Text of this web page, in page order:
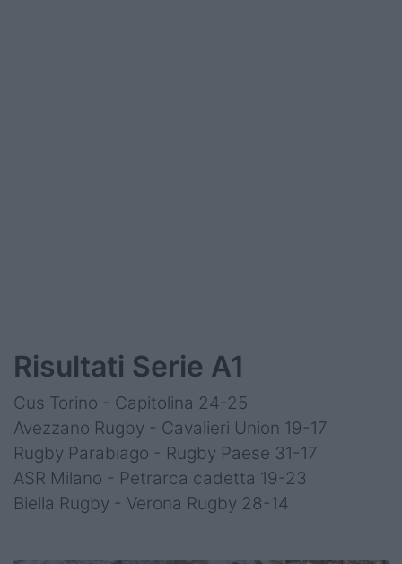
Risultati Serie A1
Cus Torino - Capitolina 24-25
Avezzano Rugby - Cavalieri Union 19-17
Rugby Parabiago - Rugby Paese 31-17
ASR Milano - Petrarca cadetta 19-23
Biella Rugby - Verona Rugby 28-14